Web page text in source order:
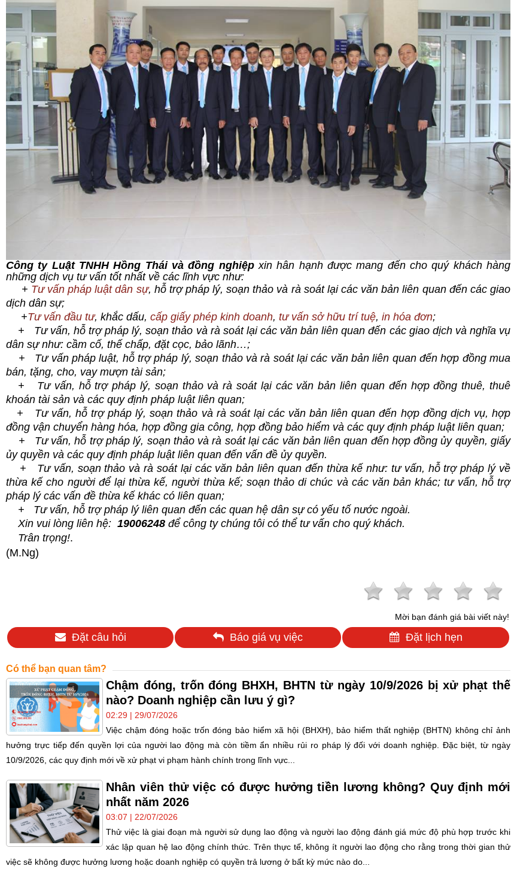
Công ty Luật TNHH Hồng Thái và đồng nghiệpxin hân hạnh được mang đến cho quý khách hàng
những dịch vụ tư vấn tốt nhất về các lĩnh vực như:
+ Tư vấn pháp luật dân sự, hỗ trợ pháp lý, soạn thảo và rà soát lại các văn bản liên quan đến các giao
dịch dân sự;
+Tư vấn đầu tư, khắc dấu, cấp giấy phép kinh doanh, tư vấn sở hữu trí tuệ, in hóa đơn;
+ Tư vấn, hỗ trợ pháp lý, soạn thảo và rà soát lại các văn bản liên quan đến các giao dịch và nghĩa vụ
dân sự như: cầm cố, thế chấp, đặt cọc, bảo lãnh…;
+ Tư vấn pháp luật, hỗ trợ pháp lý, soạn thảo và rà soát lại các văn bản liên quan đến hợp đồng mua
bán, tặng, cho, vay mượn tài sản;
+ Tư vấn, hỗ trợ pháp lý, soạn thảo và rà soát lại các văn bản liên quan đến hợp đồng thuê, thuê
khoán tài sản và các quy định pháp luật liên quan;
+ Tư vấn, hỗ trợ pháp lý, soạn thảo và rà soát lại các văn bản liên quan đến hợp đồng dịch vụ, hợp
đồng vận chuyển hàng hóa, hợp đồng gia công, hợp đồng bảo hiểm và các quy định pháp luật liên quan;
+ Tư vấn, hỗ trợ pháp lý, soạn thảo và rà soát lại các văn bản liên quan đến hợp đồng ủy quyền, giấy
ủy quyền và các quy định pháp luật liên quan đến vấn đề ủy quyền.
+ Tư vấn, soạn thảo và rà soát lại các văn bản liên quan đến thừa kế như: tư vấn, hỗ trợ pháp lý về
thừa kế cho người để lại thừa kế, người thừa kế; soạn thảo di chúc và các văn bản khác; tư vấn, hỗ trợ
pháp lý các vấn đề thừa kế khác có liên quan;
+ Tư vấn, hỗ trợ pháp lý liên quan đến các quan hệ dân sự có yếu tố nước ngoài.
Xin vui lòng liên hệ: 19006248 để công ty chúng tôi có thể tư vấn cho quý khách.
Trân trọng!.
(M.Ng)
Mời bạn đánh giá bài viết này!
Đặt câu hỏi Báo giá vụ việc Đặt lịch hẹn
Có thể bạn quan tâm?
Chậm đóng, trốn đóng BHXH, BHTN từ ngày 10/9/2026 bị xử phạt thế
nào? Doanh nghiệp cần lưu ý gì?
02:29 | 29/07/2026
Việc chậm đóng hoặc trốn đóng bảo hiểm xã hội (BHXH), bảo hiểm thất nghiệp (BHTN) không chỉ ảnh
hưởng trực tiếp đến quyền lợi của người lao động mà còn tiềm ẩn nhiều rủi ro pháp lý đối với doanh nghiệp. Đặc biệt, từ ngày
10/9/2026, các quy định mới về xử phạt vi phạm hành chính trong lĩnh vực...
Nhân viên thử việc có được hưởng tiền lương không? Quy định mới
nhất năm 2026
03:07 | 22/07/2026
Thử việc là giai đoạn mà người sử dụng lao động và người lao động đánh giá mức độ phù hợp trước khi
xác lập quan hệ lao động chính thức. Trên thực tế, không ít người lao động cho rằng trong thời gian thử
việc sẽ không được hưởng lương hoặc doanh nghiệp có quyền trả lương ở bất kỳ mức nào do...